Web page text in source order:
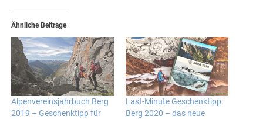
Ähnliche Beiträge
Alpenvereinsjahrbuch Berg
2019 – Geschenktipp für
Last-Minute Geschenktipp:
Berg 2020 – das neue